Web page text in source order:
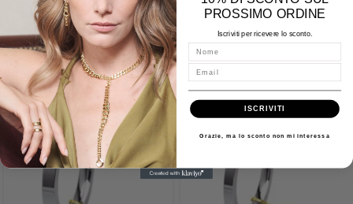
Prodotti correlati
PROSSIMO ORDINE
Iscriviti per ricevere lo sconto.
ISCRIVITI
Grazie, ma lo sconto non mi interessa